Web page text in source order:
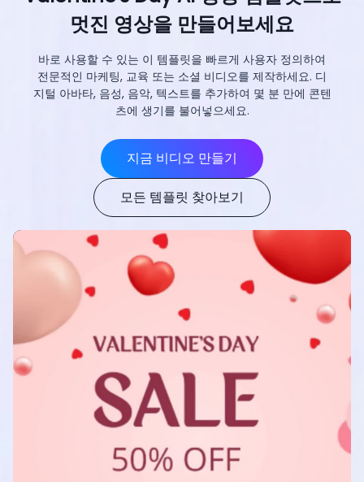
멋진 영상을 만들어보세요
바로 사용할 수 있는 이 템플릿을 빠르게 사용자 정의하여
전문적인 마케팅, 교육 또는 소셜 비디오를 제작하세요. 디
지털 아바타, 음성, 음악, 텍스트를 추가하여 몇 분 만에 콘텐
츠에 생기를 불어넣으세요.
지금 비디오 만들기
모든 템플릿 찾아보기